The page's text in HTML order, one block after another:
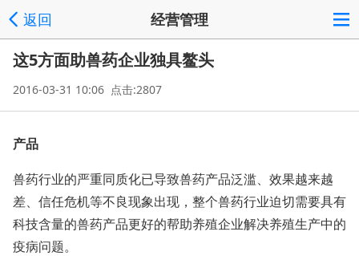
返回 经营管理
这5方面助兽药企业独具鳌头
2016-03-31 10:06 点击:2807
产品
兽药行业的严重同质化已导致兽药产品泛滥、效果越来越
差、信任危机等不良现象出现，整个兽药行业迫切需要具有
科技含量的兽药产品更好的帮助养殖企业解决养殖生产中的
疫病问题。